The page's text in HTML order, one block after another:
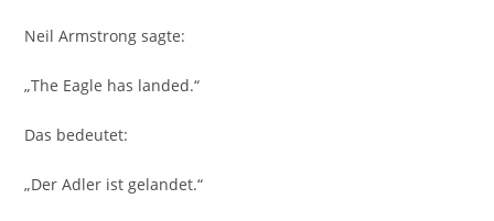
Neil Armstrong sagte:
„The Eagle has landed.“
Das bedeutet:
„Der Adler ist gelandet.“